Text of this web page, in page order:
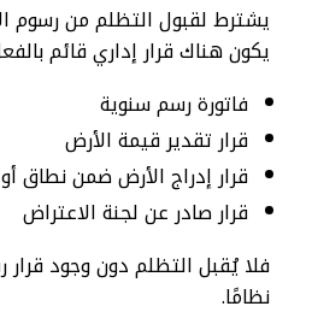
يشترط لقبول التظلم من رسوم
يكون هناك قرار إداري قائم
فاتورة رسم سنوية
قرار تقدير قيمة الأرض
قرار إدراج الأرض ضمن نطاق
قرار صادر عن لجنة الاعتراض
فلا يُقبل التظلم دون وجود
نظامًا.